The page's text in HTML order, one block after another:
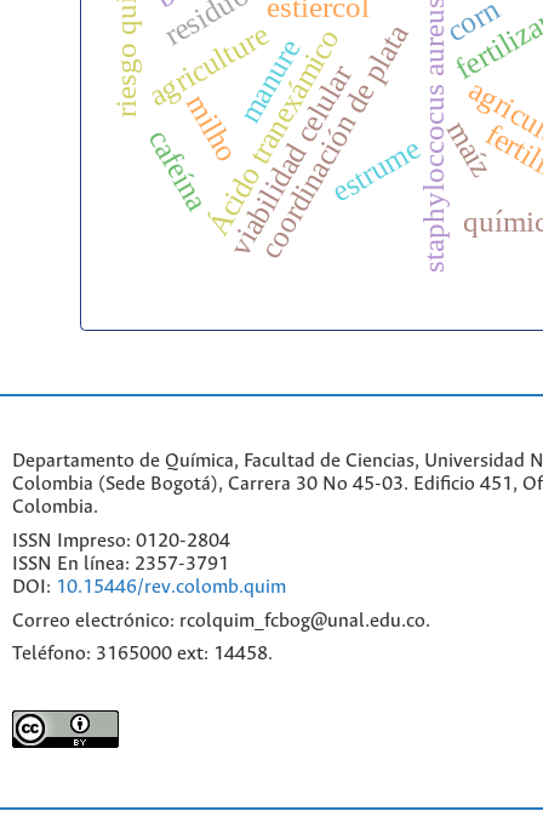
coordinación de plata
Ácido tranexámico staphyloccocus aureus
estiércol
maíz
manure
agriculture corn
estrume
milhoviabilidad celular
cafeína
Departamento de Química, Facultad de Ciencias, Universidad
Colombia (Sede Bogotá), Carrera 30 No 45-03. Edificio 451,
Colombia.
ISSN Impreso: 0120-2804
ISSN En línea: 2357-3791
DOI: 10.15446/rev.colomb.quim
Correo electrónico: rcolquim_fcbog@unal.edu.co.
Teléfono: 3165000 ext: 14458.